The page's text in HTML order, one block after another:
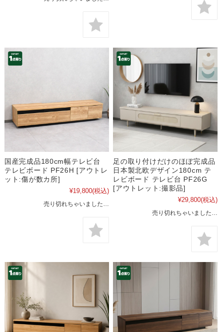
国産完成品180cm幅テレビ台
テレビボード PF26H [アウトレ
ット:傷が数カ所]
¥19,800(税込)
売り切れちゃいました…
足の取り付けだけのほぼ完成品
日本製北欧デザイン180cm テ
レビボード テレビ台 PF26G
[アウトレット:撮影品]
¥29,800(税込)
売り切れちゃいました…